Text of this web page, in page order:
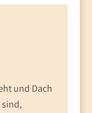
und Dach